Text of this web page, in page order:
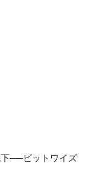
──ビットワイズ